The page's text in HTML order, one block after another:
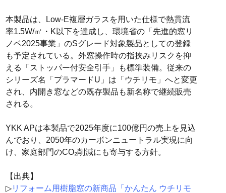
本製品は、Low-E複層ガラスを用いた仕様で熱貫流
率1.5W/㎡・K以下を達成し、環境省の「先進的窓リ
ノベ2025事業」のSグレード対象製品としての登録
も予定されている。外窓操作時の指挟みリスクを抑
える「ストッパー付安全引手」も標準装備。従来の
シリーズ名「プラマードU」は「ウチリモ」へと変更
され、内開き窓などの既存製品も新名称で継続販売
される。
YKK APは本製品で2025年度に100億円の売上を見込
んでおり、2050年のカーボンニュートラル実現に向
け、家庭部門のCO₂削減にも寄与する方針。
【出典】
▷リフォーム用樹脂窓の新商品「かんたん ウチリモ